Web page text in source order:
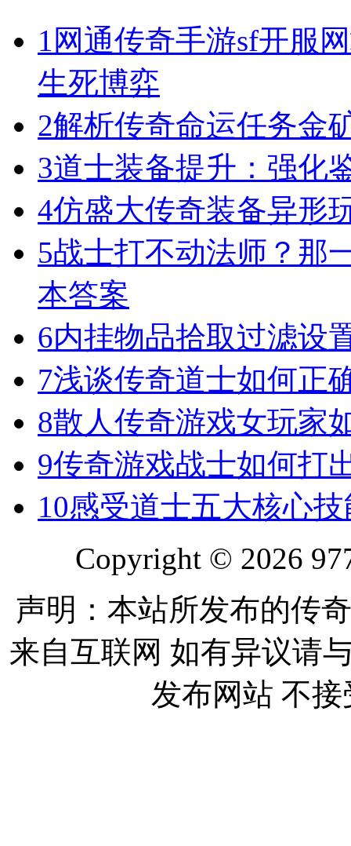
1 网通传奇手游sf开服
生死博弈
2解析传奇命运任务金
3道士装备提升：强化
4仿盛大传奇装备异形
5战士打不动法师？那
本答案
6内挂物品拾取过滤设
7浅谈传奇道士如何正
8散人传奇游戏女玩家
9传奇游戏战士如何打
10感受道士五大核心
Copyright © 2026
声明：本站所发布的传
来自互联网 如有异议请
发布网站 不